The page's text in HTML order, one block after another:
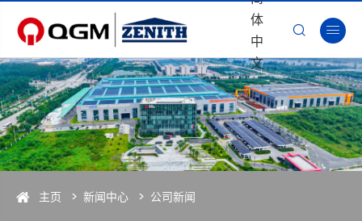
体
中
文
 
主页 新闻中心 公司新闻